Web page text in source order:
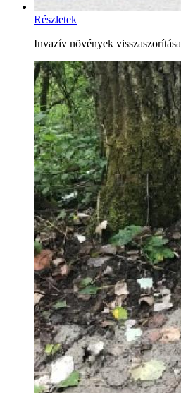
Részletek
Invazív növények visszaszorítása